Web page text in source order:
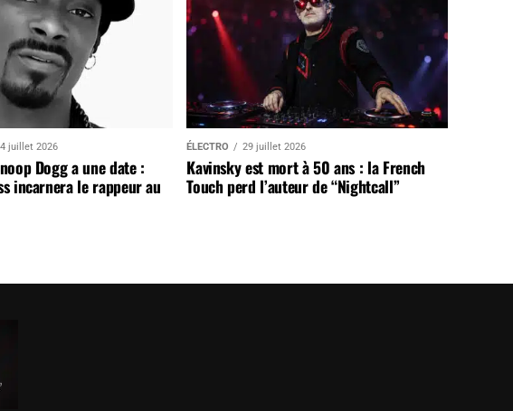
juillet 2026
Dogg a une date :
incarnera le rappeur au
ÉLECTRO 29 juillet 2026
Kavinsky est mort à 50 ans : la French
Touch perd l’auteur de “Nightcall”